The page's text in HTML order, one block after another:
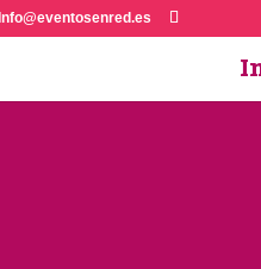
Info@eventosenred.es